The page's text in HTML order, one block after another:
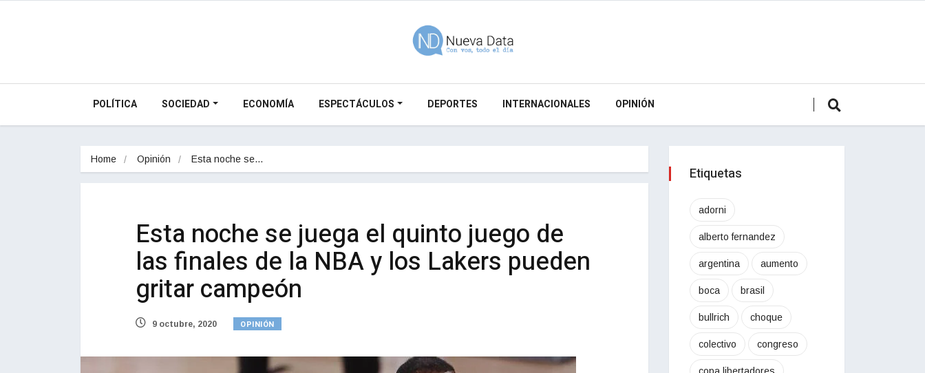
POLÍTICA SOCIEDAD ECONOMÍA ESPECTÁCULOS DEPORTES INTERNACIONALES OPINIÓN
Home Opinión Esta noche se…
Esta noche se juega el quinto juego de
las finales de la NBA y los Lakers pueden
gritar campeón
9 octubre, 2020 OPINIÓN
Etiquetas
adorni
alberto fernandez
argentina aumento
boca brasil
bullrich choque
colectivo congreso